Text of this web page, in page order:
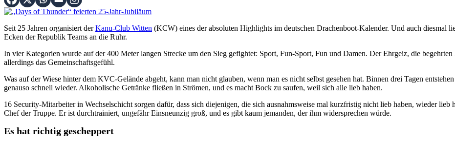
Seit 25 Jahren organisiert derKanu-Club Witten (KCW) eines der absoluten Highlights im deutschen Drachenboot-Kalender. Und auch diesmal
Ecken der Republik Teams an die Ruhr.
In vier Kategorien wurde auf der 400 Meter langen Strecke um den Sieg gefightet: Sport, Fun-Sport, Fun und Damen. Der Ehrgeiz, die
allerdings das Gemeinschaftsgefühl.
Was auf der Wiese hinter dem KVC-Gelände abgeht, kann man nicht glauben, wenn man es nicht selbst gesehen hat. Binnen drei Tagen
genauso schnell wieder. Alkoholische Getränke fließen in Strömen, und es macht Bock zu saufen, weil sich alle lieb haben.
16 Security-Mitarbeiter in Wechselschicht sorgen dafür, dass sich diejenigen, die sich ausnahmsweise mal kurzfristig nicht lieb haben, wieder lieb
Chef der Truppe. Er ist durchtrainiert, ungefähr Einsneunzig groß, und es gibt kaum jemanden, der ihm widersprechen würde.
Es hat richtig gescheppert